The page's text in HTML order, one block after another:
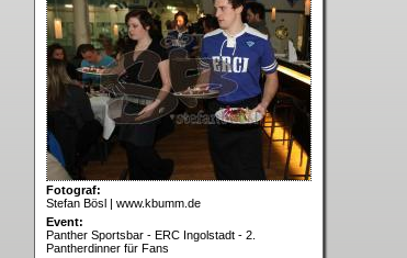
Fotograf:
Stefan Bösl | www.kbumm.de
Event:
Panther Sportsbar - ERC Ingolstadt - 2.
Pantherdinner für Fans